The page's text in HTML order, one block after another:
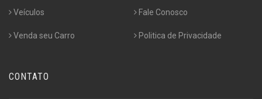
Veículos
Venda seu Carro
Fale Conosco
Politica de Privacidade
CONTATO